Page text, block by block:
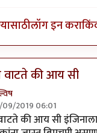
लॉग इन करा
वाटते की आय सी
2019 06:01
किल्विषजी,byभंकस
की आय सी इंजिनाला